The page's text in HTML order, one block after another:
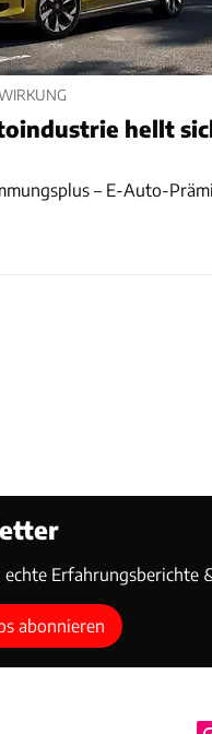
hellt
– E-Auto-
echte Erfahrungsberichte
abonnieren